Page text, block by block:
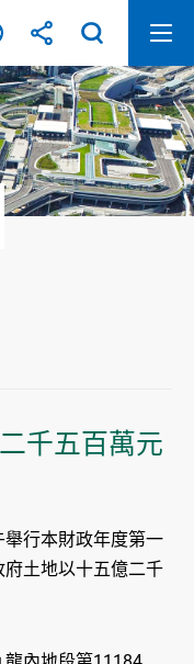
千五百萬元
行本財政年度第一
土地以十五億二千